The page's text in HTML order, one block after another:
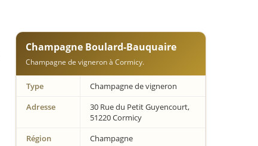
Champagne Boulard-Bauquaire
Champagne de vigneron à Cormicy.
Type
Champagne de vigneron
Adresse
30 Rue du Petit Guyencourt,
51220 Cormicy
Région
Champagne